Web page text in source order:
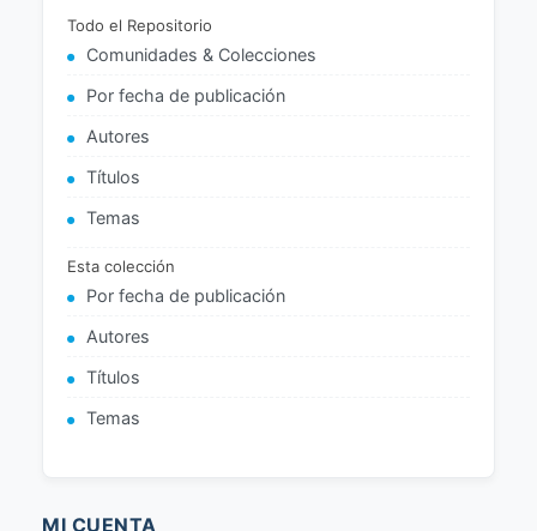
Todo el Repositorio
Comunidades & Colecciones
Por fecha de publicación
Autores
Títulos
Temas
Esta colección
Por fecha de publicación
Autores
Títulos
Temas
MI CUENTA